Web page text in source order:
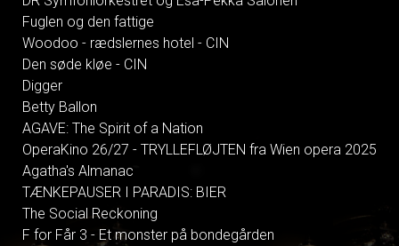
Fuglen og den fattige
Woodoo - rædslernes hotel - CIN
Den søde kløe - CIN
Digger
Betty Ballon
AGAVE: The Spirit of a Nation
OperaKino 26/27 - TRYLLEFLØJTEN fra Wien opera 2025
Agatha's Almanac
TÆNKEPAUSER I PARADIS: BIER
The Social Reckoning
F for Får 3 - Et monster på bondegården